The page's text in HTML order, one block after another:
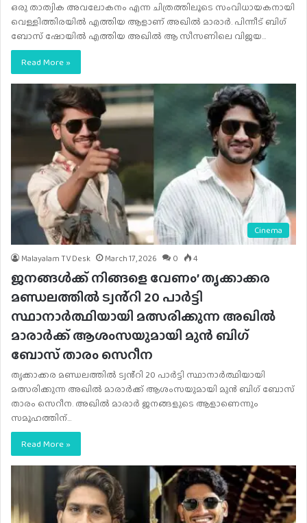
ഒരു താത്വിക അവലോകനം എന്ന ചിത്രത്തിലൂടെ സംവിധായകനായി
വെള്ളിത്തിരയിൽ എത്തിയ ആളാണ് അഖിൽ മാരാർ. പിന്നീട് ബി​ഗ്
ബോസ് ഷോയിൽ എത്തിയ അഖിൽ ആ സീസണിലെ വിജയ…
Read More »
Cinema
Malayalam TV Desk March 17, 2026 0 4
ജനങ്ങള്‍ക്ക് നിങ്ങളെ വേണം’ തൃക്കാക്കര
മണ്ഡലത്തിൽ ട്വൻ്റി 20 പാർട്ടി
സ്ഥാനാർത്ഥിയായി മത്സരിക്കുന്ന അഖിൽ
മാരാർക്ക് ആശംസയുമായി മുൻ ബി​ഗ്
ബോസ് താരം സെറീന
തൃക്കാക്കര മണ്ഡലത്തിൽ ട്വൻ്റി 20 പാർട്ടി സ്ഥാനാർത്ഥിയായി
മത്സരിക്കുന്ന അഖിൽ മാരാർക്ക് ആശംസയുമായി മുൻ ബി​ഗ് ബോസ്
താരം സെറീന. അഖിൽ മാരാർ ജനങ്ങളുടെ ആളാണെന്നും
സമൂഹത്തിന്…
Read More »